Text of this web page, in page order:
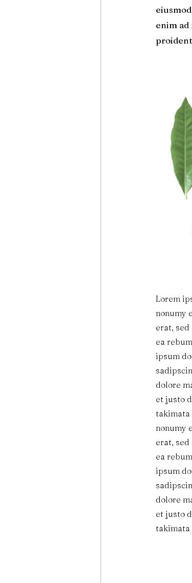
enim
Lorem
nonumy
erat,
ea
ipsum
dolore
et justo
takimata
nonumy
erat,
ea
ipsum
dolore
et justo
takimata